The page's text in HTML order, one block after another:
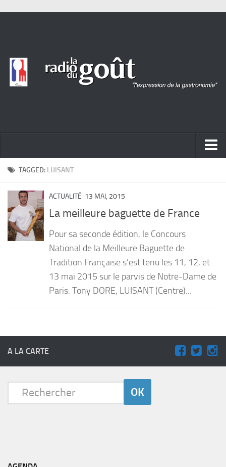
ACTUALITÉ
PORTRAITS
LIVRES
PRODUITS
TAGGED: LUISANT
ACTUALITÉ 13 MAI, 2015
La meilleure baguette de France
Pour sa seconde édition, le Concours
National de la Meilleure Baguette de
Tradition Française s’est tenu les 11, 12, et
13 mai 2015 sur le parvis de Notre-Dame de
Paris. Tony DORE, LUISANT (Centre)...
A LA CARTE